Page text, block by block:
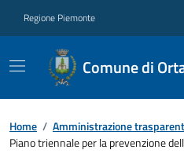
Regione Piemonte
Comune di
Home / Amministrazione
Piano triennale per la prevenzione